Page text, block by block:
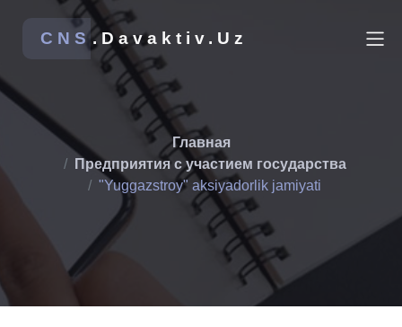
CNS.Davaktiv.Uz
Главная
Предприятия с участием государства
"Yuggazstroy" aksiyadorlik jamiyati